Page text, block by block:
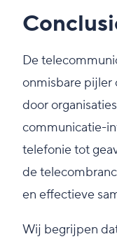
De
onmisbare pijler
door
communicatie-
telefonie tot
de
en effectieve
Wij begrijpen